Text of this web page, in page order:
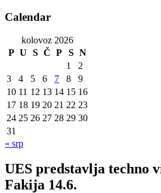
Calendar
kolovoz 2026
P U S Č P S N
1
2
3
4 5 6 7 8
9
10 11 12 13 14 15 16
17 18 19 20 21 22 23
24 25 26 27 28 29 30
31
« srp
UES predstavlja techno
Fakija 14.6.